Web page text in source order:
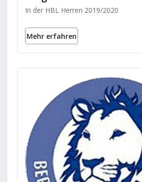
In der HBL Herren 2019/2020
Mehr erfahren